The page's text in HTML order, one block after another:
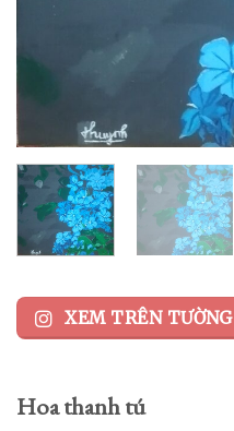
XEM TRÊN TƯỜNG
Hoa thanh tú